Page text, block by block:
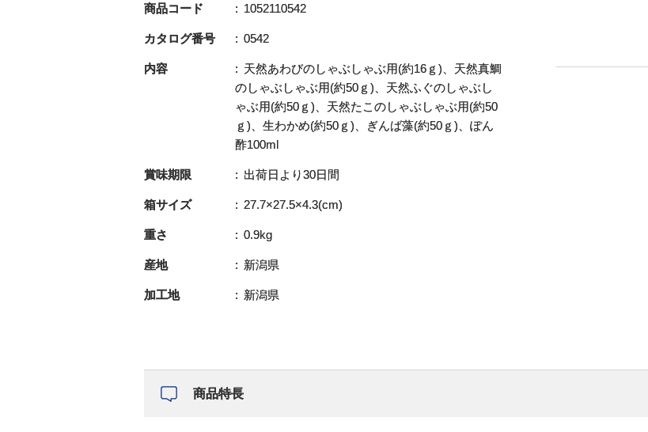
商品コード 1052110542
カタログ番号 0542
内容
天然あわびのしゃぶしゃぶ用(約16ｇ)、天然真鯛
のしゃぶしゃぶ用(約50ｇ)、天然ふぐのしゃぶし
ゃぶ用(約50ｇ)、天然たこのしゃぶしゃぶ用(約50
ｇ)、生わかめ(約50ｇ)、ぎんば藻(約50ｇ)、ぽん
酢100ml
賞味期限 出荷日より30日間
箱サイズ 27.7×27.5×4.3(cm)
重さ 0.9kg
産地 新潟県
加工地 新潟県
商品特長